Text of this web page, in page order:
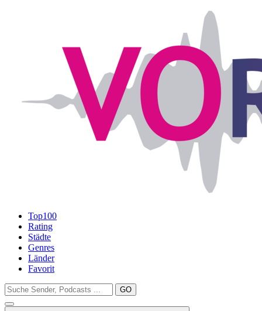
Top100
Rating
Städte
Genres
Länder
Favorit
GO